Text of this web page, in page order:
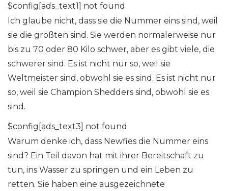
$config[ads_text1] not found
Ich glaube nicht, dass sie die Nummer eins sind, weil
sie die größten sind. Sie werden normalerweise nur
bis zu 70 oder 80 Kilo schwer, aber es gibt viele, die
schwerer sind. Es ist nicht nur so, weil sie
Weltmeister sind, obwohl sie es sind. Es ist nicht nur
so, weil sie Champion Shedders sind, obwohl sie es
sind.
$config[ads_text3] not found
Warum denke ich, dass Newfies die Nummer eins
sind? Ein Teil davon hat mit ihrer Bereitschaft zu
tun, ins Wasser zu springen und ein Leben zu
retten. Sie haben eine ausgezeichnete